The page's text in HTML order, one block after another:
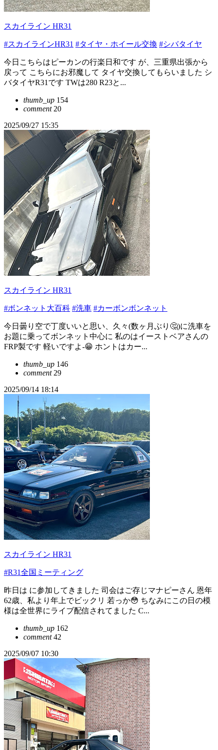
スカイライン HR31
#スカイラインHR31 #タイヤ・ホイール交換 #シバタイヤ
今日こちらはピーカンの行楽日和です が、三重県出張から
戻って こちらにお邪魔して タイヤ交換してもらいました シ
バタイヤR31です TWは280 R23と...
thumb_up 154
comment20
2025/09/27 15:35
スカイライン HR31
#ボンネット大百科 #洗車 #カーボンボンネット
今日曇り空で丁度いいと思い、久々(数ヶ月ぶり🤔)に洗車を
お題に乗ってボンネット中心に 私のはイーストベアさんの
FRP製です 軽いですよ-😁 ホントはカー...
thumb_up 146
comment29
2025/09/14 18:14
スカイライン HR31
#R31全国ミーティング
昨日は に参加してきました 司会はご存じマナピーさん 恩年
62歳、私より年上でビックリ 若っか😳 ちなみにこの日の模
様は全世界にライブ配信されてました C...
thumb_up 162
comment42
2025/09/07 10:30